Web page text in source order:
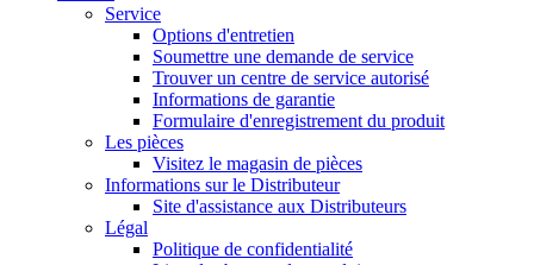
Service
Options d'entretien
Soumettre une demande de service
Trouver un centre de service autorisé
Informations de garantie
Formulaire d'enregistrement du produit
Les pièces
Visitez le magasin de pièces
Informations sur le Distributeur
Site d'assistance aux Distributeurs
Légal
Politique de confidentialité